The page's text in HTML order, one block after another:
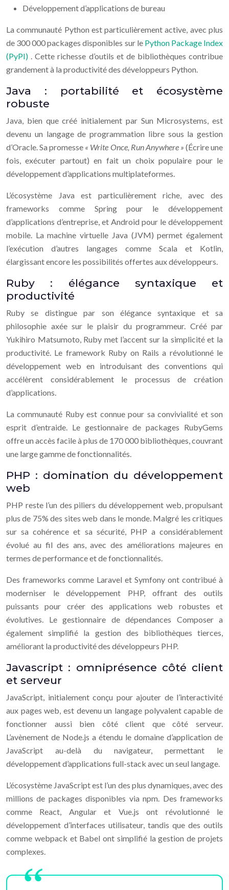
Développement d’applications de bureau
La communauté Python est particulièrement active, avec plus
de 300 000 packages disponibles sur le Python Package Index
(PyPI) . Cette richesse d’outils et de bibliothèques contribue
grandement à la productivité des développeurs Python.
Java : portabilité et écosystème
robuste
Java, bien que créé initialement par Sun Microsystems, est
devenu un langage de programmation libre sous la gestion
d’Oracle. Sa promesse « Write Once, Run Anywhere » (Écrire une
fois, exécuter partout) en fait un choix populaire pour le
développement d’applications multiplateformes.
L’écosystème Java est particulièrement riche, avec des
frameworks comme Spring pour le développement
d’applications d’entreprise, et Android pour le développement
mobile. La machine virtuelle Java (JVM) permet également
l’exécution d’autres langages comme Scala et Kotlin,
élargissant encore les possibilités offertes aux développeurs.
Ruby : élégance syntaxique et
productivité
Ruby se distingue par son élégance syntaxique et sa
philosophie axée sur le plaisir du programmeur. Créé par
Yukihiro Matsumoto, Ruby met l’accent sur la simplicité et la
productivité. Le framework Ruby on Rails a révolutionné le
développement web en introduisant des conventions qui
accélèrent considérablement le processus de création
d’applications.
La communauté Ruby est connue pour sa convivialité et son
esprit d’entraide. Le gestionnaire de packages RubyGems
offre un accès facile à plus de 170 000 bibliothèques, couvrant
une large gamme de fonctionnalités.
PHP : domination du développement
web
PHP reste l’un des piliers du développement web, propulsant
plus de 75% des sites web dans le monde. Malgré les critiques
sur sa cohérence et sa sécurité, PHP a considérablement
évolué au fil des ans, avec des améliorations majeures en
termes de performance et de fonctionnalités.
Des frameworks comme Laravel et Symfony ont contribué à
moderniser le développement PHP, offrant des outils
puissants pour créer des applications web robustes et
évolutives. Le gestionnaire de dépendances Composer a
également simplifié la gestion des bibliothèques tierces,
améliorant la productivité des développeurs PHP.
Javascript : omniprésence côté client
et serveur
JavaScript, initialement conçu pour ajouter de l’interactivité
aux pages web, est devenu un langage polyvalent capable de
fonctionner aussi bien côté client que côté serveur.
L’avènement de Node.js a étendu le domaine d’application de
JavaScript au-delà du navigateur, permettant le
développement d’applications full-stack avec un seul langage.
L’écosystème JavaScript est l’un des plus dynamiques, avec des
millions de packages disponibles via npm. Des frameworks
comme React, Angular et Vue.js ont révolutionné le
développement d’interfaces utilisateur, tandis que des outils
comme webpack et Babel ont simplifié la gestion de projets
complexes.